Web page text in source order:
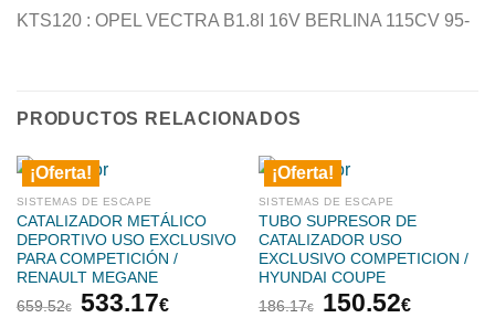
KTS120 : OPEL VECTRA B1.8I 16V BERLINA 115CV 95-
PRODUCTOS RELACIONADOS
¡Oferta!
SISTEMAS DE ESCAPE
CATALIZADOR METÁLICO
DEPORTIVO USO EXCLUSIVO
PARA COMPETICIÓN /
RENAULT MEGANE
659.52€
El
533.17€El
¡Oferta!
SISTEMAS DE ESCAPE
TUBO SUPRESOR DE
CATALIZADOR USO
EXCLUSIVO COMPETICION /
HYUNDAI COUPE
186.17€
El
150.52€El